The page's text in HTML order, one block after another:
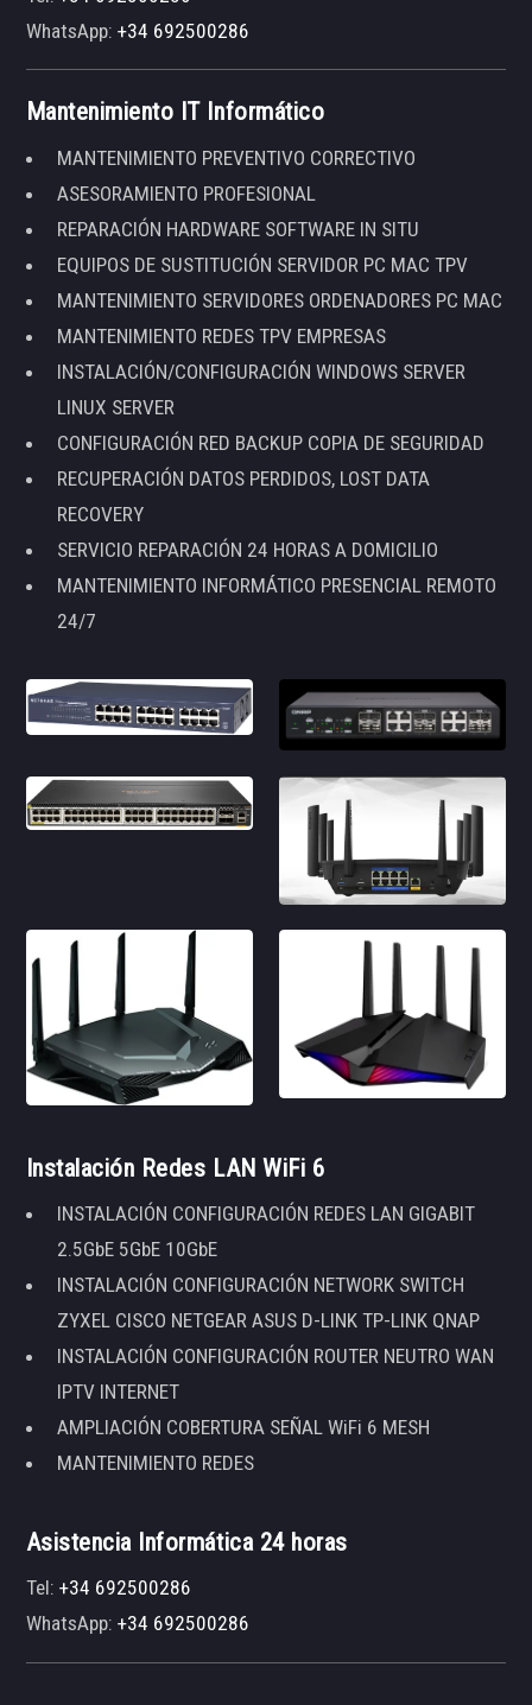
WhatsApp:+34 692500286
Mantenimiento IT Informático
MANTENIMIENTO PREVENTIVO CORRECTIVO
ASESORAMIENTO PROFESIONAL
REPARACIÓN HARDWARE SOFTWARE IN SITU
EQUIPOS DE SUSTITUCIÓN SERVIDOR PC MAC TPV
MANTENIMIENTO SERVIDORES ORDENADORES PC MAC
MANTENIMIENTO REDES TPV EMPRESAS
INSTALACIÓN/CONFIGURACIÓN WINDOWS SERVER
LINUX SERVER
CONFIGURACIÓN RED BACKUP COPIA DE SEGURIDAD
RECUPERACIÓN DATOS PERDIDOS, LOST DATA
RECOVERY
SERVICIO REPARACIÓN 24 HORAS A DOMICILIO
MANTENIMIENTO INFORMÁTICO PRESENCIAL REMOTO
24/7
Instalación Redes LAN WiFi 6
INSTALACIÓN CONFIGURACIÓN REDES LAN GIGABIT
2.5GbE 5GbE 10GbE
INSTALACIÓN CONFIGURACIÓN NETWORK SWITCH
ZYXEL CISCO NETGEAR ASUS D-LINK TP-LINK QNAP
INSTALACIÓN CONFIGURACIÓN ROUTER NEUTRO WAN
IPTV INTERNET
AMPLIACIÓN COBERTURA SEÑAL WiFi 6 MESH
MANTENIMIENTO REDES
Asistencia Informática 24 horas
Tel:+34 692500286
WhatsApp:+34 692500286